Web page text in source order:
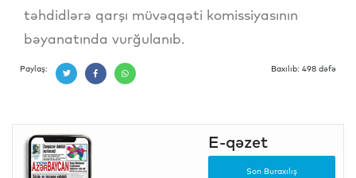
təhdidlərə qarşı müvəqqəti komissiyasının
bəyanatında vurğulanıb.
Paylaş: Baxılıb: 498 dəfə
E-qəzet
Son Buraxılış